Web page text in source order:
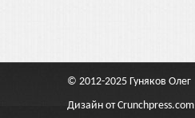
© 2012-2025 Гуняков Олег
Дизайн отCrunchpress.com